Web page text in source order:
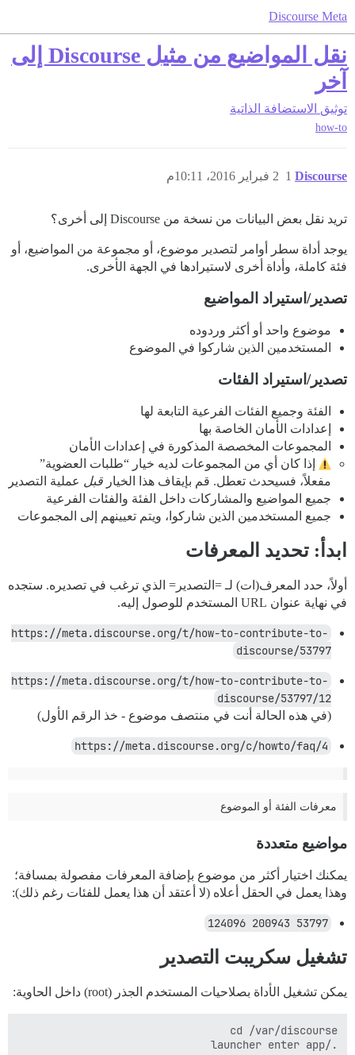
Discourse Meta
نقل المواضيع من مثيل Discourse إلى
آخر
توثيق الاستضافة الذاتية
how-to
Discourse 2 فبراير 2016، 10:11م 1
تريد نقل بعض البيانات من نسخة من Discourse إلى أخرى؟
يوجد أداة سطر أوامر لتصدير موضوع، أو مجموعة من المواضيع، أو
فئة كاملة، وأداة أخرى لاستيرادها في الجهة الأخرى.
تصدير/استيراد المواضيع
موضوع واحد أو أكثر وردوده
المستخدمين الذين شاركوا في الموضوع
تصدير/استيراد الفئات
الفئة وجميع الفئات الفرعية التابعة لها
إعدادات الأمان الخاصة بها
المجموعات المخصصة المذكورة في إعدادات الأمان
إذا كان أي من المجموعات لديه خيار “طلبات العضوية”
مفعلاً، فسيحدث تعطل. قم بإيقاف هذا الخيار قبل عملية التصدير
جميع المواضيع والمشاركات داخل الفئة والفئات الفرعية
جميع المستخدمين الذين شاركوا، ويتم تعيينهم إلى المجموعات
ابدأ: تحديد المعرفات
أولاً، حدد المعرف(ات) لـ =التصدير= الذي ترغب في تصديره. ستجده
في نهاية عنوان URL المستخدم للوصول إليه.
https://meta.discourse.org/t/how-to-contribute-to-
discourse/53797
https://meta.discourse.org/t/how-to-contribute-to-
discourse/53797/12
(في هذه الحالة أنت في منتصف موضوع - خذ الرقم الأول)
https://meta.discourse.org/c/howto/faq/4
معرفات الفئة أو الموضوع
مواضيع متعددة
يمكنك اختيار أكثر من موضوع بإضافة المعرفات مفصولة بمسافة؛
وهذا يعمل في الحقل أعلاه (لا أعتقد أن هذا يعمل للفئات رغم ذلك):
53797 200943 124096
تشغيل سكريبت التصدير
يمكن تشغيل الأداة بصلاحيات المستخدم الجذر (root) داخل الحاوية:
./launcher enter app